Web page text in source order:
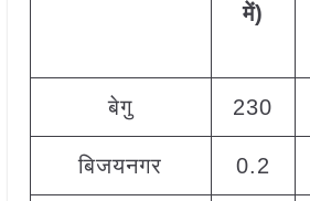
में)
बेगु 230
बिजयनगर 0.2